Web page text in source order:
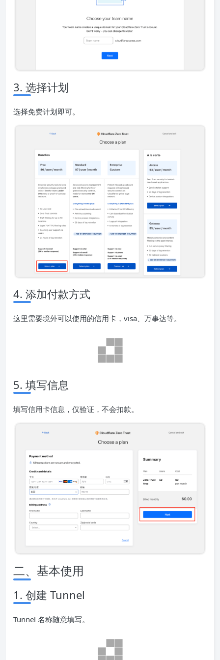
3. 选择计划
选择免费计划即可。
4. 添加付款方式
这里需要境外可以使用的信用卡，visa、万事达等。
5. 填写信息
填写信用卡信息，仅验证，不会扣款。
二、基本使用
1. 创建 Tunnel
Tunnel 名称随意填写。